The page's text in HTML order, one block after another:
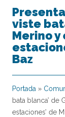
viste
Merino y
Baz
Portada »
bata blanca’ de
estaciones’ de